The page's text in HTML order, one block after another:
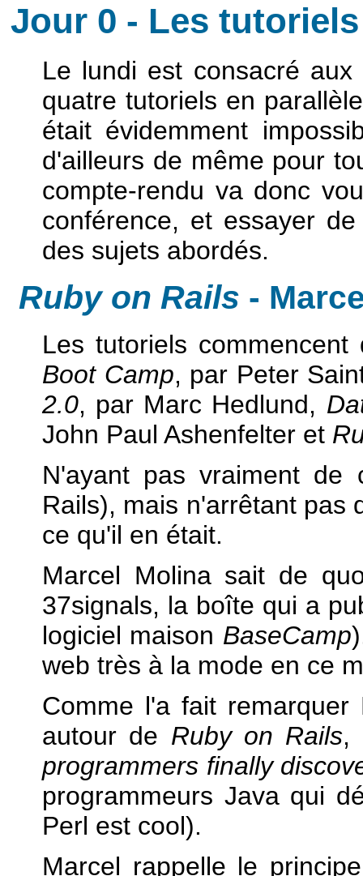
Jour 0 - Les tutoriels
Le lundi est consacré
quatre tutoriels en
était évidemment
d'ailleurs de même pour
compte-rendu va donc
conférence, et essayer
des sujets abordés.
Ruby on Rails -
Les tutoriels
Boot Camp, par Peter
2.0, par Marc Hedlund,
John Paul Ashenfelter et
N'ayant pas vraiment de
Rails), mais n'arrêtant pas
ce qu'il en était.
Marcel Molina sait de
37signals, la boîte qui a
logiciel maison BaseCamp
web très à la mode en ce
Comme l'a fait
autour de Ruby on Rails,
programmers finally
programmeurs Java qui
Perl est cool).
Marcel rappelle le